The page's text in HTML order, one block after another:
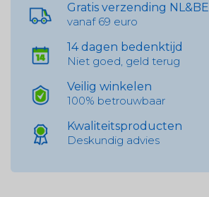
Gratis verzending NL&BE
vanaf 69 euro
14 dagen bedenktijd
Niet goed, geld terug
Veilig winkelen
100% betrouwbaar
Kwaliteitsproducten
Deskundig advies